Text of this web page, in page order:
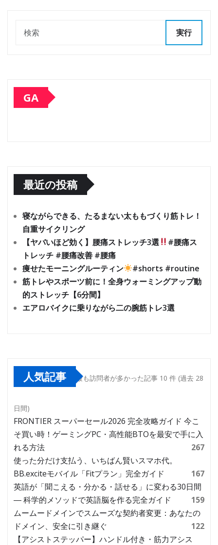
実行
GA
最近の投稿
寝ながらできる、たるまない太ももづくり筋トレ！
自重サイクリング
【ヤバいほど効く】腰痛ストレッチ3選
#腰痛ス
トレッチ #腰痛改善 #腰痛
痩せたモーニングルーティン
#shorts #routine
筋トレやスポーツ前に！全身ウォーミングアップ動
的ストレッチ【6分間】
エアロバイクに乗りながら二の腕筋トレ3選
人気記事 最も訪問者が多かった記事 10 件 (過去 28
日間)
FRONTIER スーパーセール2026 完全攻略ガイド 今こ
そ買い時！ゲーミングPC・高性能BTOを最安で手に入
れる方法
267
使った分だけ支払う、いちばん賢いスマホ代。
BB.exciteモバイル「Fitプラン」完全ガイド
167
英語が「聞こえる・分かる・話せる」に変わる30日間
― 科学的メソッドで英語脳を作る完全ガイド
159
ムームードメインでスムーズな契約者変更：あなたの
ドメイン、安全に引き継ぐ
122
【アシストステッパー】ハンドル付き・筋力アシス